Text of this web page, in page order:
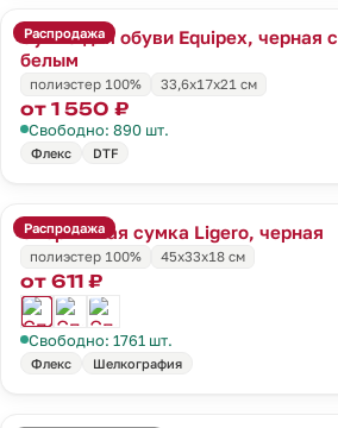
Распродажа
Сумка для обуви Equipex, черная с
белым
полиэстер 100% 33,6x17x21 см
от 1 550 ₽
Свободно: 890 шт.
Флекс DTF
Распродажа
Спортивная сумка Ligero, черная
полиэстер 100%
45х33х18 см
от 611 ₽
Свободно: 1761 шт.
Флекс Шелкография